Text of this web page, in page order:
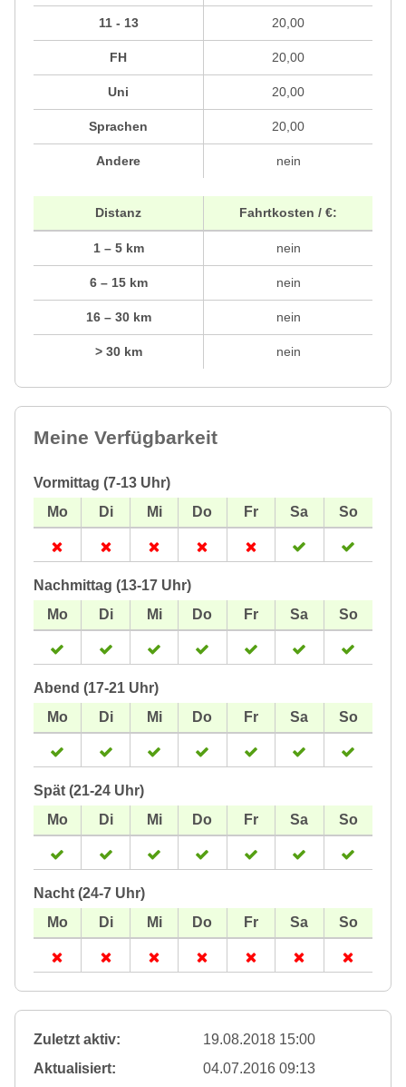
11 - 13
FH
Uni
Sprachen
Andere
20,00
20,00
20,00
20,00
nein
Distanz
1 – 5 km
6 – 15 km
16 – 30 km
> 30 km
Fahrtkosten / €:
nein
nein
nein
nein
Meine Verfügbarkeit
Vormittag (7-13 Uhr)
Nachmittag (13-17 Uhr)
Abend (17-21 Uhr)
Spät (21-24 Uhr)
Nacht (24-7 Uhr)
Zuletzt aktiv:
19.08.2018 15:00
Aktualisiert:
04.07.2016 09:13